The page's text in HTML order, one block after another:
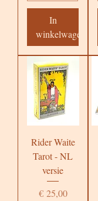
In
winkelwagen
Rider Waite
Tarot - NL
versie
Prijs
€ 25,00